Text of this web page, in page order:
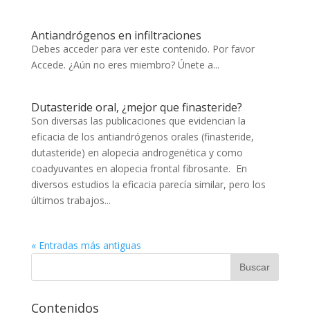
Antiandrógenos en infiltraciones
Debes acceder para ver este contenido. Por favor
Accede. ¿Aún no eres miembro? Únete a...
Dutasteride oral, ¿mejor que finasteride?
Son diversas las publicaciones que evidencian la
eficacia de los antiandrógenos orales (finasteride,
dutasteride) en alopecia androgenética y como
coadyuvantes en alopecia frontal fibrosante. En
diversos estudios la eficacia parecía similar, pero los
últimos trabajos...
« Entradas más antiguas
Contenidos